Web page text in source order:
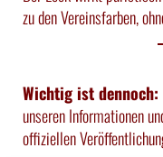
zu den Vereinsfarben,
Wichtig ist dennoch:
unseren Informationen
offiziellen